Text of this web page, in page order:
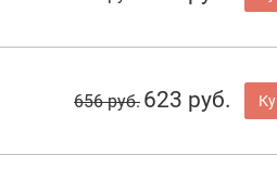
656 руб. 623 руб.